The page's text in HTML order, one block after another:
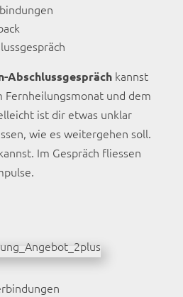
Abschlussgesprächkannst
Fernheilungsmonat und dem
ist dir etwas unklar
wie es weitergehen soll.
Im Gespräch fliessen